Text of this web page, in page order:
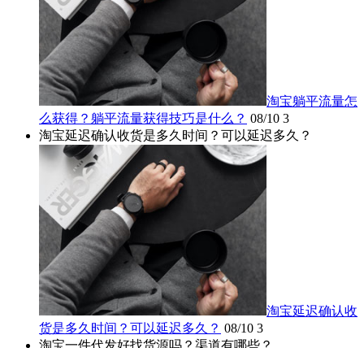
淘宝躺平流量怎
么获得？躺平流量获得技巧是什么？ 08/10 3
淘宝延迟确认收货是多久时间？可以延迟多久？
淘宝延迟确认收
货是多久时间？可以延迟多久？ 08/10 3